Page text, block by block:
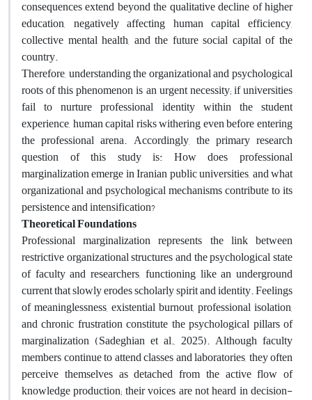
consequences extend beyond the qualitative decline of higher
education, negatively affecting human capital efficiency,
collective mental health, and the future social capital of the
country.
Therefore, understanding the organizational and psychological
roots of this phenomenon is an urgent necessity; if universities
fail to nurture professional identity within the student
experience, human capital risks withering even before entering
the professional arena. Accordingly, the primary research
question of this study is: How does professional
marginalization emerge in Iranian public universities, and what
organizational and psychological mechanisms contribute to its
persistence and intensification?
Theoretical Foundations
Professional marginalization represents the link between
restrictive organizational structures and the psychological state
of faculty and researchers, functioning like an underground
current that slowly erodes scholarly spirit and identity. Feelings
of meaninglessness, existential burnout, professional isolation,
and chronic frustration constitute the psychological pillars of
marginalization (Sadeghian et al., 2025). Although faculty
members continue to attend classes and laboratories, they often
perceive themselves as detached from the active flow of
knowledge production; their voices are not heard in decision-